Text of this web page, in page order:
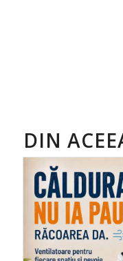
DIN